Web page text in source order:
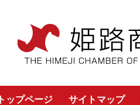
トップページ サイトマップ